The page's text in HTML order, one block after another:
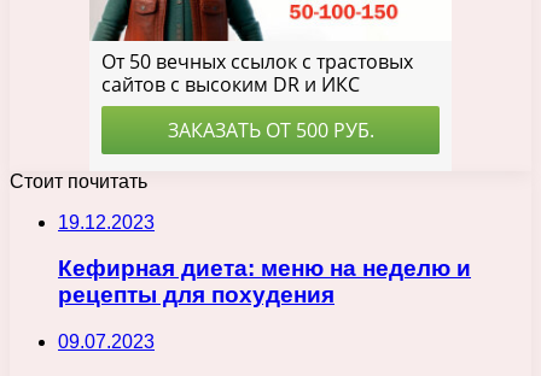
Стоит почитать
19.12.2023
Кефирная диета: меню на неделю и
рецепты для похудения
09.07.2023